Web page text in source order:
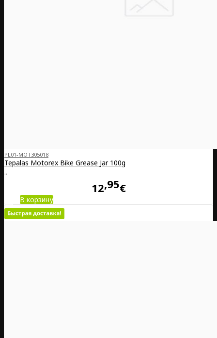
PL01-MOT305018
Tepalas Motorex Bike Grease Jar 100g
..
12 95€
В корзину